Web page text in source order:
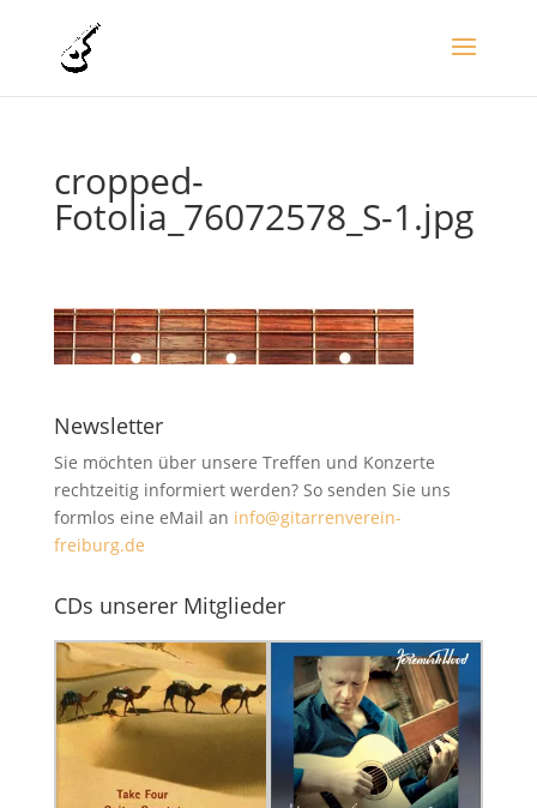
cropped-
Fotolia_76072578_S-1.jpg
Newsletter
Sie möchten über unsere Treffen und Konzerte
rechtzeitig informiert werden? So senden Sie uns
formlos eine eMail an info@gitarrenverein-
freiburg.de
CDs unserer Mitglieder